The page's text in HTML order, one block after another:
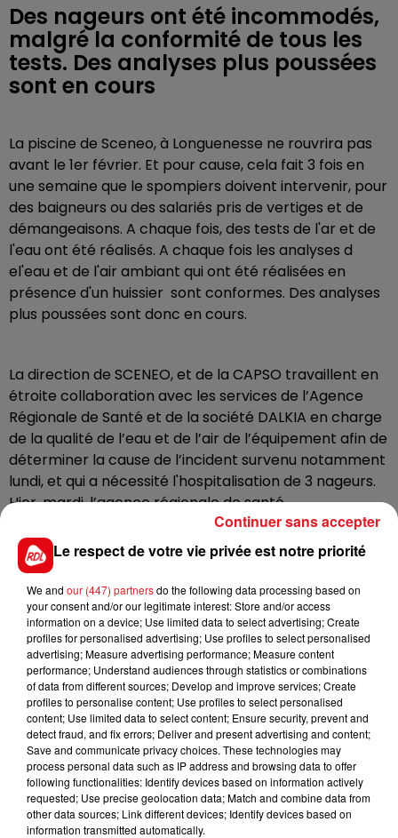
Des nageurs ont été incommodés,
malgré la conformité de tous les
tests. Des analyses plus poussées
sont en cours
La piscine de Sceneo, à Longuenesse ne rouvrira pas
avant le 1er février. Et pour cause, cela fait 3 fois en
une semaine que le spompiers doivent intervenir, pour
des baigneurs ou des salariés pris de vertiges et de
démangeaisons. A chaque fois, des tests de l'ar et de
l'eau ont été réalisés. A chaque fois les analyses d
el'eau et de l'air ambiant qui ont été réalisées en
présence d'un huissier sont conformes. Des analyses
plus poussées sont donc en cours.
La direction de SCENEO, et de la CAPSO travaillent en
étroite collaboration avec les services de l’Agence
Régionale de Santé et de la société DALKIA en charge
de la qualité de l’eau et de l’air de l’équipement afin de
déterminer la cause de l’incident survenu notamment
lundi, et qui a nécessité l'hospitalisation de 3 nageurs.
Hier, mardi, l’agence régionale de santé
accompagnée d’un laboratoire agréé sont venus
procéder à de nouvelles analyses d’eau , ayant permis
de constater une nouvelle fois, la conformité des
résultats avec la réglementation en vigueur.
"Afin de pouvoir rouvrir l’accès à l’espace aquatique
dès le 1erfévrier 2024 dans les meilleures conditions,
nous mettons en place, dès aujourd’hui, une période
d’observation et de tests approfondis. (analyses
d’eau et d’air régulières, un fonctionnement des
installations sans public et analyses d’air s par un
cabinet extérieur)." a communiqué l'établissement.
Le respect de votre vie privée est notre priorité
We and our (447) partnersdo the following data processing based on
your consent and/or our legitimate interest: Store and/or access
information on a device; Use limited data to select advertising; Create
profiles for personalised advertising; Use profiles to select personalised
advertising; Measure advertising performance; Measure content
performance; Understand audiences through statistics or combinations
of data from different sources; Develop and improve services; Create
profiles to personalise content; Use profiles to select personalised
content; Use limited data to select content; Ensure security, prevent and
detect fraud, and fix errors; Deliver and present advertising and content;
Save and communicate privacy choices. These technologies may
process personal data such as IP address and browsing data to offer
following functionalities: Identify devices based on information actively
requested; Use precise geolocation data; Match and combine data from
other data sources; Link different devices; Identify devices based on
information transmitted automatically.
Continuer sans accepter